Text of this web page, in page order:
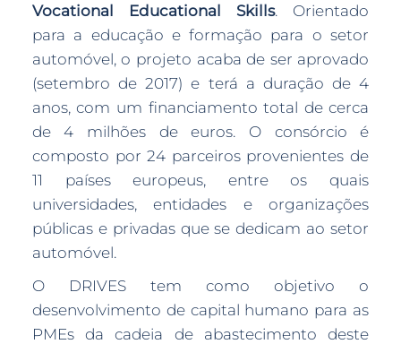
Vocational Educational Skills. Orientado
para a educação e formação para o setor
automóvel, o projeto acaba de ser aprovado
(setembro de 2017) e terá a duração de 4
anos, com um financiamento total de cerca
de 4 milhões de euros. O consórcio é
composto por 24 parceiros provenientes de
11 países europeus, entre os quais
universidades, entidades e organizações
públicas e privadas que se dedicam ao setor
automóvel.
O DRIVES tem como objetivo o
desenvolvimento de capital humano para as
PMEs da cadeia de abastecimento deste